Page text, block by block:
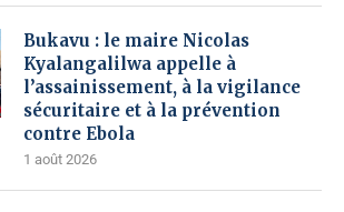
Bukavu : le maire Nicolas
Kyalangalilwa appelle à
l’assainissement, à la vigilance
sécuritaire et à la prévention
contre Ebola
1 août 2026